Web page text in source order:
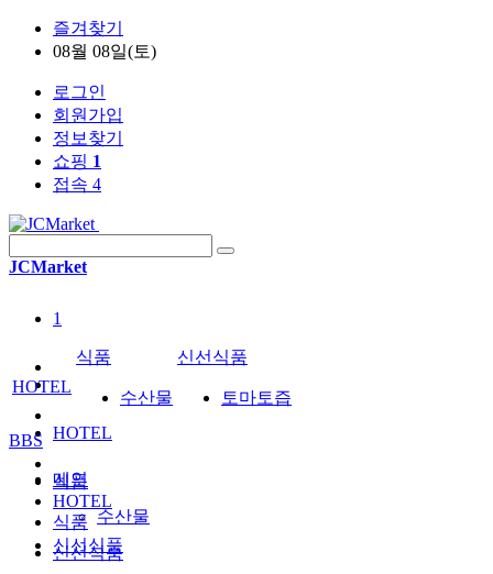
즐겨찾기
08월 08일(토)
로그인
회원가입
정보찾기
쇼핑 1
접속 4
JCMarket
1
HOTEL
식품
수산물
신선식품
HOTEL
식품
수산물
신선식품
토마토즙
BBS
메인
HOTEL
식품
신선식품